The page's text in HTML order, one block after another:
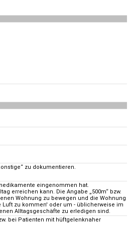
zu dokumentieren.
eingenommen hat.
erreichen kann. Die Angabe „500m“ bzw.
Wohnung zu bewegen und die Wohnung
zu kommen' oder um - üblicherweise im
Alltagsgeschäfte zu erledigen sind.
bei Patienten mit hüftgelenknaher